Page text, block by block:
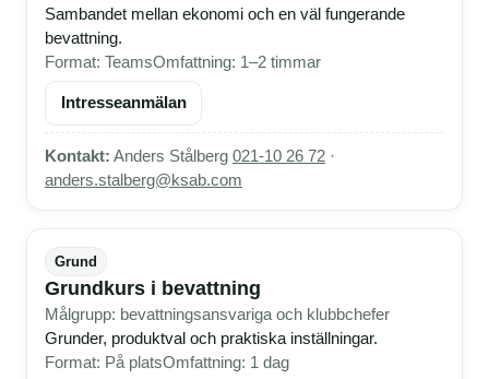
Sambandet mellan ekonomi och en väl fungerande
bevattning.
Format: TeamsOmfattning: 1–2 timmar
Intresseanmälan
Kontakt: Anders Stålberg 021-10 26 72 ·
anders.stalberg@ksab.com
Grund
Grundkurs i bevattning
Målgrupp: bevattningsansvariga och klubbchefer
Grunder, produktval och praktiska inställningar.
Format: På platsOmfattning: 1 dag